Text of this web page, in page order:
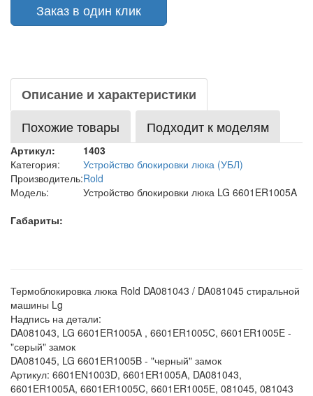
Заказ в один клик
Описание и характеристики
Похожие товары
Подходит к моделям
Артикул:
1403
Категория:
Устройство блокировки люка (УБЛ)
Производитель:Rold
Модель:
Устройство блокировки люка LG 6601ER1005A
Габариты:
Термоблокировка люка Rold DA081043 / DA081045 стиральной
машины Lg
Надпись на детали:
DA081043, LG 6601ER1005A , 6601ER1005C, 6601ER1005E -
"серый" замок
DA081045, LG 6601ER1005B - "черный" замок
Артикул: 6601EN1003D, 6601ER1005A, DA081043,
6601ER1005A, 6601ER1005C, 6601ER1005E, 081045, 081043